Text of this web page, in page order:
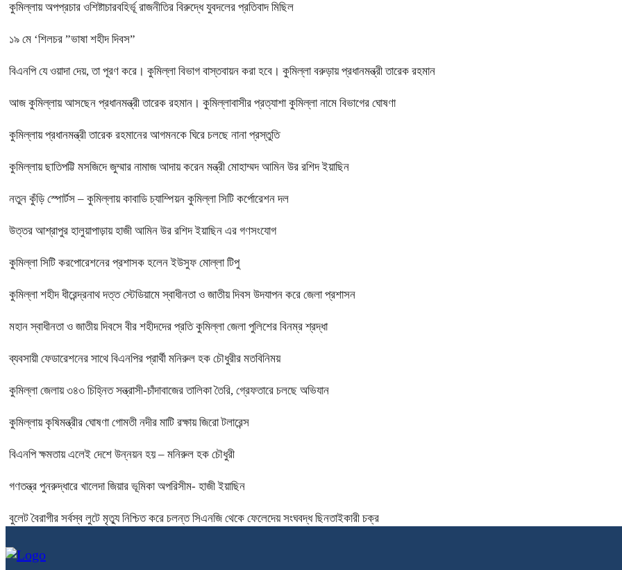
কুমিল্লায় অপপ্রচার ওশিষ্টাচারবহির্ভূ রাজনীতির বিরুদ্ধে যুবদলের প্রতিবাদ মিছিল
১৯ মে ‘শিলচর ”ভাষা শহীদ দিবস”
বিএনপি যে ওয়াদা দেয়, তা পূরণ করে। কুমিল্লা বিভাগ বাস্তবায়ন করা হবে। কুমিল্লা বরুড়ায় প্রধানমন্ত্রী তারেক রহমান
আজ কুমিল্লায় আসছেন প্রধানমন্ত্রী তারেক রহমান। কুমিল্লাবাসীর প্রত্যাশা কুমিল্লা নামে বিভাগের ঘোষণা
কুমিল্লায় প্রধানমন্ত্রী তারেক রহমানের আগমনকে ঘিরে চলছে নানা প্রস্তুতি
কুমিল্লায় ছাতিপট্টি মসজিদে জুম্মার নামাজ আদায় করেন মন্ত্রী মোহাম্মদ আমিন উর রশিদ ইয়াছিন
নতুন কুঁড়ি স্পোর্টস – কুমিল্লায় কাবাডি চ্যাম্পিয়ন কুমিল্লা সিটি কর্পোরেশন দল
উত্তর আশ্রাপুর হালুয়াপাড়ায় হাজী আমিন উর রশিদ ইয়াছিন এর গণসংযোগ
কুমিল্লা সিটি করপোরেশনের প্রশাসক হলেন ইউসুফ মোল্লা টিপু
কুমিল্লা শহীদ ধীরেন্দ্রনাথ দত্ত স্টেডিয়ামে স্বাধীনতা ও জাতীয় দিবস উদযাপন করে জেলা প্রশাসন
মহান স্বাধীনতা ও জাতীয় দিবসে বীর শহীদদের প্রতি কুমিল্লা জেলা পুলিশের বিনম্র শ্রদ্ধা
ব্যবসায়ী ফেডারেশনের সাথে বিএনপির প্রার্থী মনিরুল হক চৌধুরীর মতবিনিময়
কুমিল্লা জেলায় ৩৪৩ চিহ্নিত সন্ত্রাসী-চাঁদাবাজের তালিকা তৈরি, গ্রেফতারে চলছে অভিযান
কুমিল্লায় কৃষিমন্ত্রীর ঘোষণা গোমতী নদীর মাটি রক্ষায় জিরো টলারেন্স
বিএনপি ক্ষমতায় এলেই দেশে উন্নয়ন হয় – মনিরুল হক চৌধুরী
গণতন্ত্র পুনরুদ্ধারে খালেদা জিয়ার ভূমিকা অপরিসীম- হাজী ইয়াছিন
বুলেট বৈরাগীর সর্বস্ব লুটে মৃত্যু নিশ্চিত করে চলন্ত সিএনজি থেকে ফেলেদেয় সংঘবদ্ধ ছিনতাইকারী চক্র